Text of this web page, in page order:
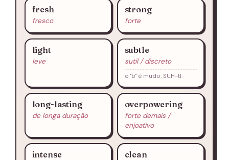
fresh
fresco
strong
forte
light
leve
subtle
sutil / discreto
o "b" é mudo: SUH-tl.
long-lasting
de longa duração
overpowering
forte demais /
enjoativo
intense clean